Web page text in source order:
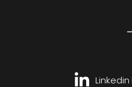
Linkedin